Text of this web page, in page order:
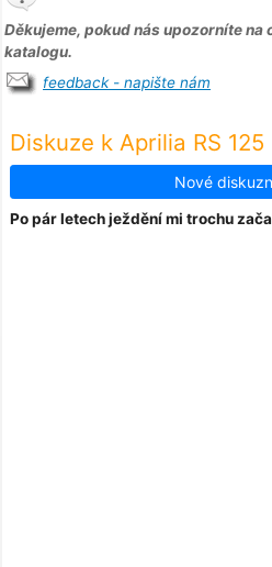
Děkujeme, pokud nás upozorníte na
katalogu.
feedback - napište nám
Diskuze k Aprilia RS 125
Nové
Po pár letech ježdění mi trochu